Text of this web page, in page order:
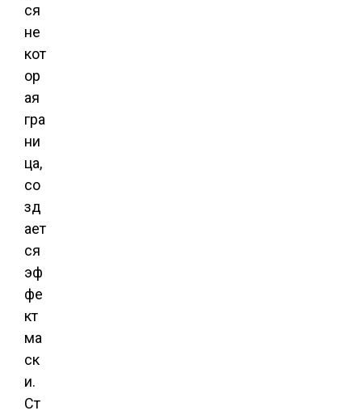
ся
не
кот
ор
ая
гра
ни
ца,
со
зд
ает
ся
эф
фе
кт
ма
ск
и.
Ст